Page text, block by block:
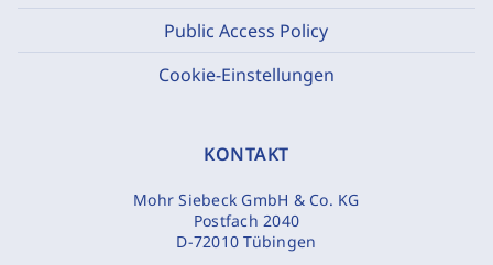
Public Access Policy
Cookie-Einstellungen
KONTAKT
Mohr Siebeck GmbH & Co. KG
Postfach 2040
D-72010 Tübingen